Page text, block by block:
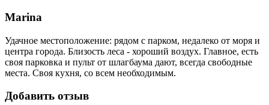
Marina
Удачное местоположение: рядом с парком, недалеко от моря и
центра города. Близость леса - хороший воздух. Главное, есть
своя парковка и пульт от шлагбаума дают, всегда свободные
места. Своя кухня, со всем необходимым.
Добавить отзыв